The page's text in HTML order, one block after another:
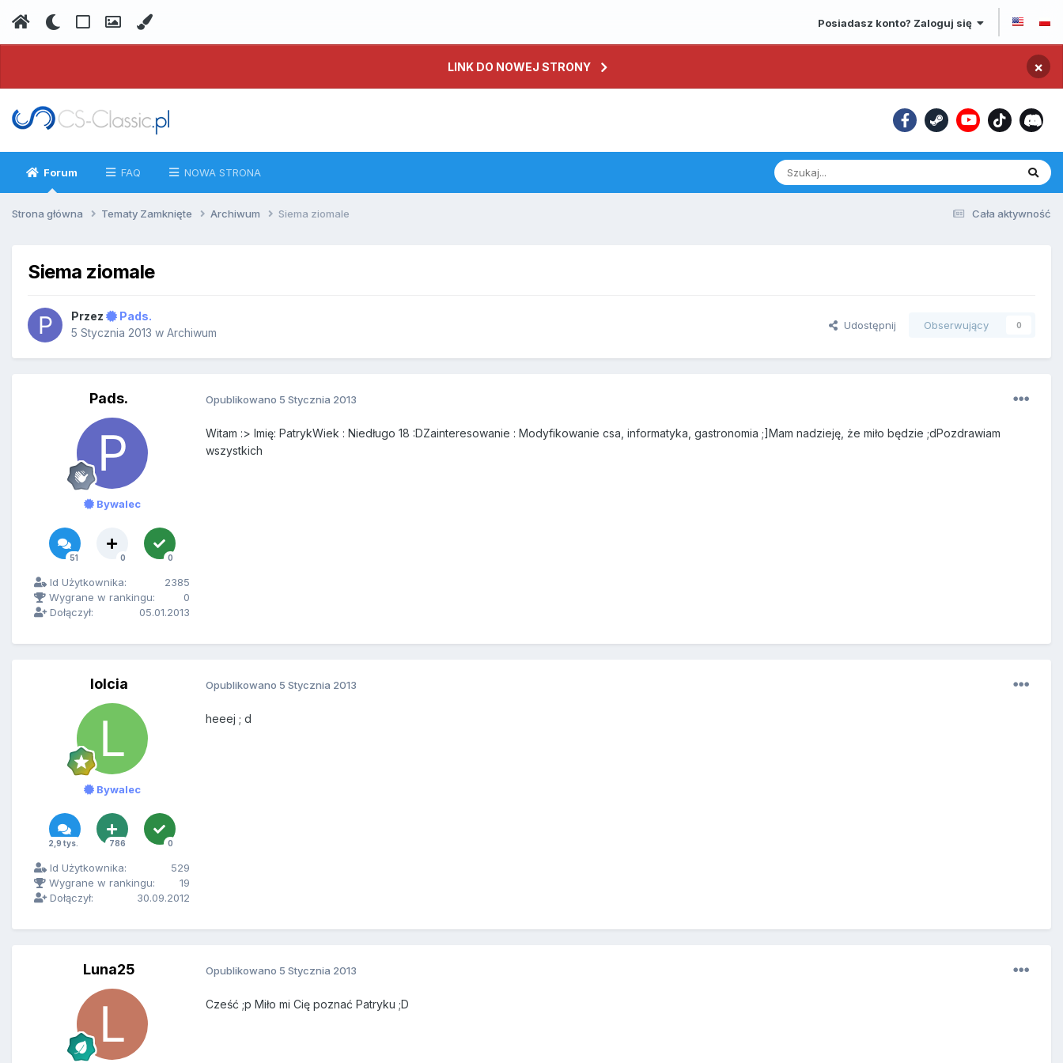
Posiadasz konto? Zaloguj się
LINK DO NOWEJ STRONY ×
Forum FAQ NOWA STRONA
Cała aktywność
Strona główna Tematy Zamknięte Archiwum Siema ziomale
Siema ziomale
Przez
Pads.
5 Stycznia 2013 w Archiwum
Udostępnij Obserwujący 0
Pads.
Bywalec
51 0 0
Id Użytkownika:
2385
Wygrane w rankingu:
0
Dołączył:
05.01.2013
Opublikowano 5 Stycznia 2013
Witam :> Imię: PatrykWiek : Niedługo 18 :DZainteresowanie : Modyfikowanie csa, informatyka, gastronomia ;]Mam nadzieję, że miło będzie ;dPozdrawiam
wszystkich
lolcia
Bywalec
2,9 tys. 786 0
Id Użytkownika:
529
Wygrane w rankingu:
19
Dołączył:
30.09.2012
Opublikowano 5 Stycznia 2013
heeej ; d
Luna25 Opublikowano 5 Stycznia 2013
Cześć ;p Miło mi Cię poznać Patryku ;D